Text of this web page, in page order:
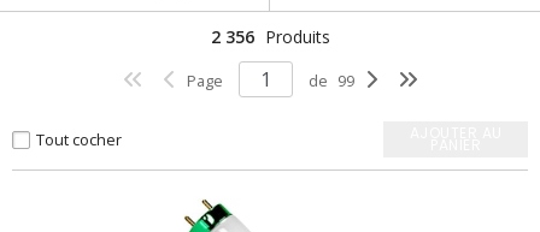
2 356 Produits
Page de 99
Tout cocher